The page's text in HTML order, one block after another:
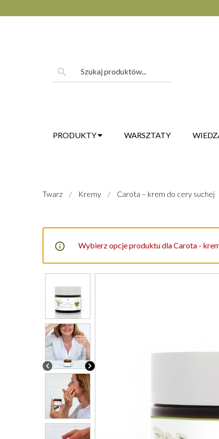
to
search
PRODUKTY WARSZTATY
Twarz / Kremy / Carota – krem do cery suchej
Wybierz opcje produktu dla Carota -